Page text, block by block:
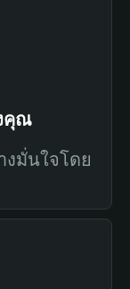
คุณ
งมั่นใจโดย